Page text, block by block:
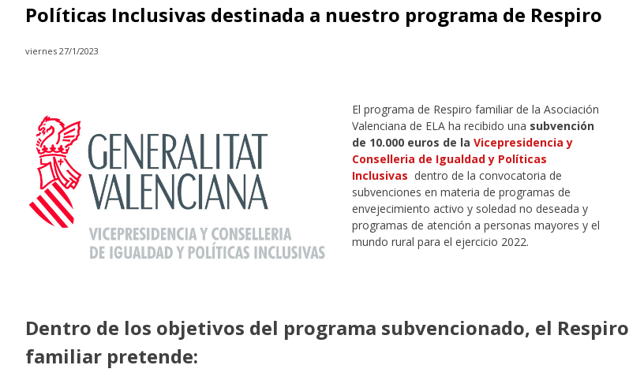
Políticas Inclusivas destinada a nuestro programa de Respiro
viernes 27/1/2023
El programa de Respiro familiar de la Asociación
Valenciana de ELA ha recibido una subvención
de 10.000 euros de la Vicepresidencia y
Conselleria de Igualdad y Políticas
Inclusivas dentro de la convocatoria de
subvenciones en materia de programas de
envejecimiento activo y soledad no deseada y
programas de atención a personas mayores y el
mundo rural para el ejercicio 2022.
Dentro de los objetivos del programa subvencionado, el Respiro
familiar pretende: